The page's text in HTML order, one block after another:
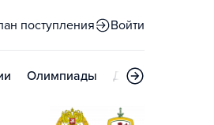
поступления Войти
Олимпиады Дни открытых